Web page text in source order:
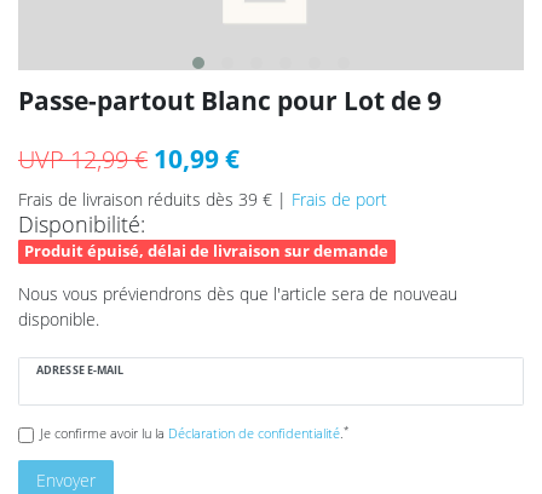
Passe-partout Blanc pour Lot de 9
UVP 12,99 € 10,99 €
Frais de livraison réduits dès 39 € | Frais de port
Disponibilité:
Produit épuisé, délai de livraison sur demande
Nous vous préviendrons dès que l'article sera de nouveau
disponible.
ADRESSE E-MAIL
Je confirme avoir lu la Déclaration de confidentialité.*
Envoyer